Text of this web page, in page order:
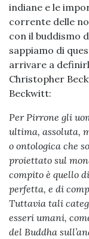
indiane e le
corrente delle
con il buddismo
sappiamo di
arrivare a
Christopher
Beckwitt:
PerPirrone gli
ultima, assoluta,
o ontologica che
proiettato sul
compito è quello
perfetta, e di
Tuttavia tali
esseri umani,
del Buddha